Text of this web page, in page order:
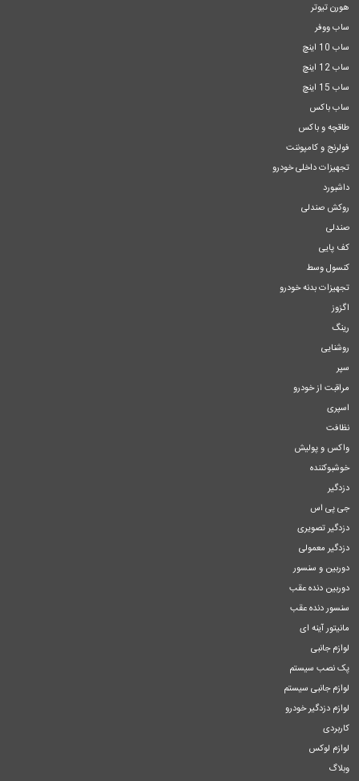
هورن تیوتر
ساب ووفر
ساب 10 اینچ
ساب 12 اینچ
ساب 15 اینچ
ساب باکس
طاقچه و باکس
فولرنج و کامپوننت
تجهیزات داخلی خودرو
داشبورد
روکش صندلی
صندلی
کف پایی
کنسول وسط
تجهیزات بدنه خودرو
اگزوز
رینگ
روشنایی
سپر
مراقبت از خودرو
اسپری
نظافت
واکس و پولیش
خوشبوکننده
دزدگیر
جی پی اس
دزدگیر تصویری
دزدگیر معمولی
دوربین و سنسور
دوربین دنده عقب
سنسور دنده عقب
مانیتور آینه ای
لوازم جانبی
پک نصب سیستم
لوازم جانبی سیستم
لوازم دزدگیر خودرو
کاربردی
لوازم لوکس
وبلاگ